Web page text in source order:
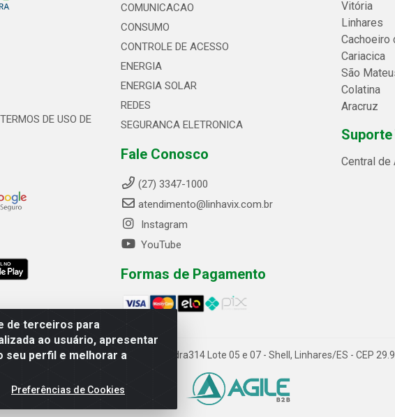
de terceiros para
ao usuário, apresentar
seu perfil e melhorar a
Preferências de Cookies
DE USO DE
COMUNICACAO
CONSUMO
CONTROLE DE ACESSO
ENERGIA
ENERGIA SOLAR
REDES
SEGURANCA ELETRONICA
Fale Conosco
(27) 3347-1000
atendimento@linhavix.com.br
Instagram
YouTube
Formas de Pagamento
Vitória
Linhares
Cachoeiro
Cariacica
São
Colatina
Aracruz
Central de
LTDA - Avenida Alegre, 2521 - Quadra314 Lote 05 e 07 - Shell, Linhares/ES - CEP